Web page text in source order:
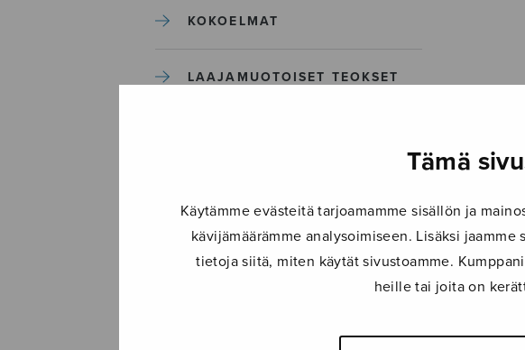
Tämä
Käytämme evästeitä tarjoamamme sisällön ja
kävijämäärämme analysoimiseen. Lisäksi
tietoja siitä, miten käytät sivustoamme.
heille tai joita on
KOKOELMAT
LAAJAMUOTOISET TEOKSET
MUUT